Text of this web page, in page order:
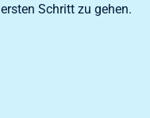
Schritt zu gehen.